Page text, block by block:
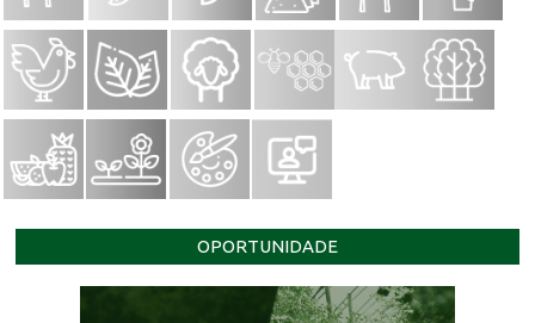
OPORTUNIDADE